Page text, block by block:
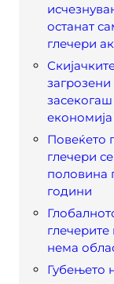
останат
глечери
засекогаш
економија
Повеќето
глечери
половина
години
глечерите
нема
Губењето